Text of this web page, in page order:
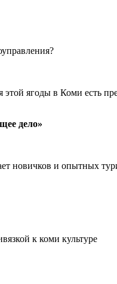
ягоды в Коми есть
дело»
новичков и опытных
к коми культуре